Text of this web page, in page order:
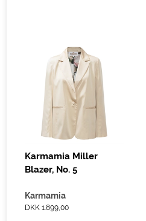
Karmamia Miller
Blazer, No. 5
Karmamia
DKK 1.899,00